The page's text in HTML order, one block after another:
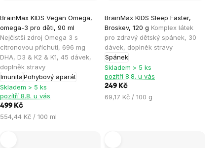
BrainMax KIDS Vegan Omega,
omega-3 pro děti, 90 ml
Nejčistší zdroj Omega 3 s
citronovou příchutí, 696 mg
DHA, D3 & K2 & K1, 45 dávek,
doplněk stravy
ImunitaPohybový aparát
hodnocení
produktu
je
4,4
z
5
hvězdiček.
Skladem > 5 ks
pozítří 8.8. u vás
499 Kč
Měrná
554,44 Kč / 100 ml
BrainMax KIDS Sleep Faster,
Broskev, 120 g Komplex látek
pro zdravý dětský spánek, 30
dávek, doplněk stravy
Spánek
hodnocení
produktu
je
5,0
z
5
hvězdiček.
Skladem > 5 ks
pozítří 8.8. u vás
249 Kč
Měrná
69,17 Kč / 100 g